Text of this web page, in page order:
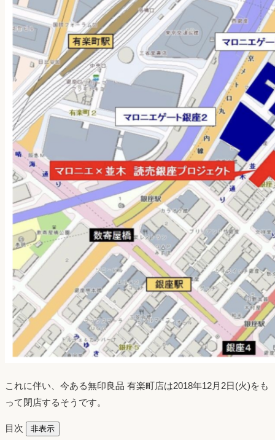
これに伴い、今ある無印良品 有楽町店は2018年12月2日(火)をも
って閉店するそうです。
目次 非表示